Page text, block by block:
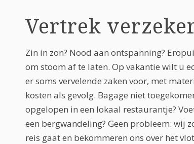
Vertrek
Zin in zon? Nood aan ontspanning?
om stoom af te laten. Op vakantie wilt u
er soms vervelende zaken voor, met
kosten als gevolg. Bagage niet
opgelopen in een lokaal restaurantje?
een bergwandeling? Geen probleem: wij
reis gaat en bekommeren ons over het